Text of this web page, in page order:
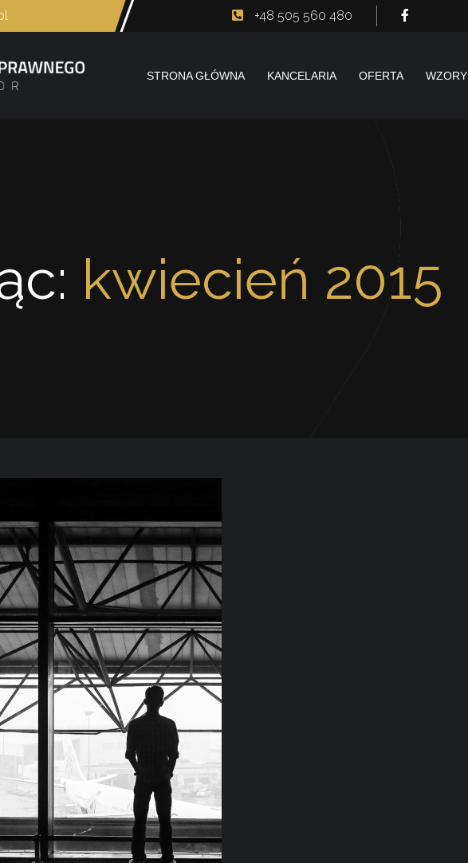
+48 505 560 480
STRONA GŁÓWNA KANCELARIA OFERTA WZORY
kwiecień 2015